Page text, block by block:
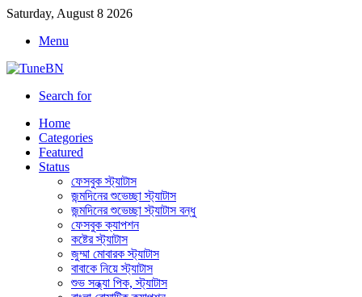
Saturday, August 8 2026
Menu
Search for
Home
Categories
Featured
Status
ফেসবুক স্ট্যাটাস
জন্মদিনের শুভেচ্ছা স্ট্যাটাস
জন্মদিনের শুভেচ্ছা স্ট্যাটাস বন্ধু
ফেসবুক ক্যাপশন
কষ্টের স্ট্যাটাস
জুম্মা মোবারক স্ট্যাটাস
বাবাকে নিয়ে স্ট্যাটাস
শুভ সন্ধ্যা পিক, স্ট্যাটাস